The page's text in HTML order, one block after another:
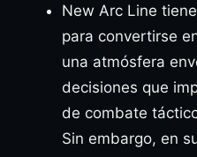
New Arc Line
para convertirse
una atmósfera
decisiones que
de combate
Sin embargo, en